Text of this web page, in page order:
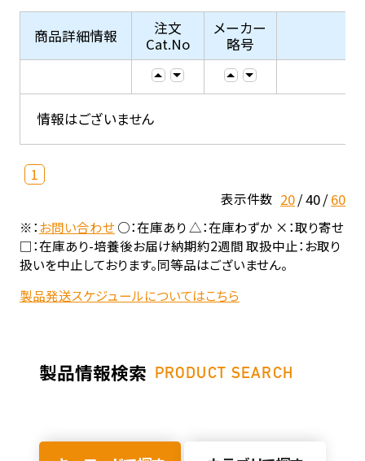
商品詳細情報
注文
Cat.No
メーカー
略号
情報はございません
1
表示件数 20 40 60
※：お問い合わせ○：在庫あり △：在庫わずか ×：取り寄せ
□：在庫あり-培養後お届け納期約2週間 取扱中止：お取り
扱いを中止しております。同等品はございません。
製品発送スケジュールについてはこちら
製品情報検索 PRODUCT SEARCH